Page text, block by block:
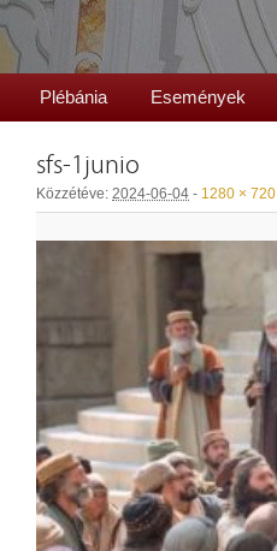
Plébánia Események
sfs-1junio
Közzétéve: 2024-06-04 - 1280 × 720